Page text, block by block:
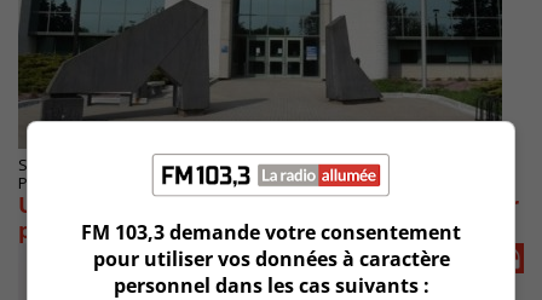
SAINT-CONSTANT
Publié le 27 février 2026 à 06h11
Un Constantin de 20 ans face a la justice pour
pornographie juvénile
FM 103,3 demande votre consentement
pour utiliser vos données à caractère
personnel dans les cas suivants :